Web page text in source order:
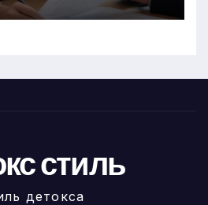
стиль
детокса